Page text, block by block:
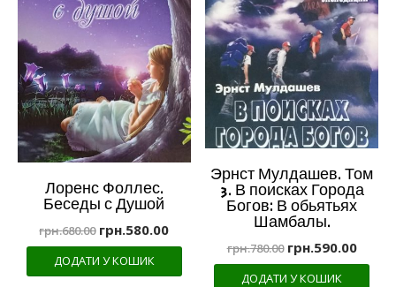
Лоренс Фоллес.
Беседы с Душой
грн.680.00 грн.580.00
ДОДАТИ У КОШИК
Эрнст Мулдашев. Том
3. В поисках Города
Богов: В обьятьях
Шамбалы.
грн.780.00 грн.590.00
ДОДАТИ У КОШИК